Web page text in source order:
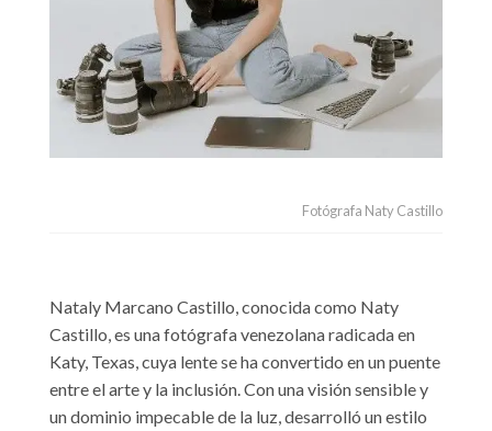
Fotógrafa Naty Castillo
Nataly Marcano Castillo, conocida como Naty
Castillo, es una fotógrafa venezolana radicada en
Katy, Texas, cuya lente se ha convertido en un puente
entre el arte y la inclusión. Con una visión sensible y
un dominio impecable de la luz, desarrolló un estilo